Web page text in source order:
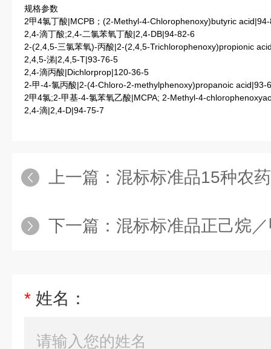
规格参数
2甲4氯丁酸|MCPB；(2-Methyl-4-Chlorophenoxy)butyric
2,4-滴丁酸;2,4-二氯苯氧丁酸|2,4-DB|94-82-6
2-(2,4,5-三氯苯氧)-丙酸|2-(2,4,5-Trichlorophenoxy)propionic
2,4,5-涕|2,4,5-T|93-76-5
2,4-滴丙酸|Dichlorprop|120-36-5
2-甲-4-氯丙酸|2-(4-Chloro-2-methylphenoxy)propanoic acid|93-
2甲4氯;2-甲基-4-氯苯氧乙酸|MCPA; 2-Methyl-4-
2,4-滴|2,4-D|94-75-7
上一篇： 混标标准品15种农
下一篇： 混标标准品正己烷／甲
* 姓名：